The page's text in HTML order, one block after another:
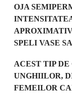
OJA
SPELI VASE
ACEST TIP
UNGHIILOR,
FEMEILOR